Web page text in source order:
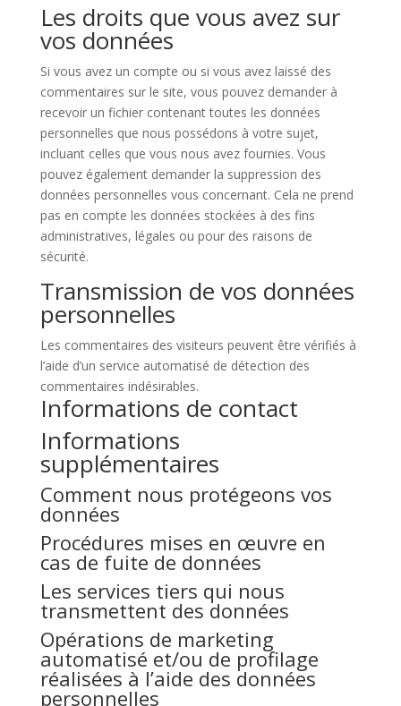
Les droits que vous avez sur
vos données
Si vous avez un compte ou si vous avez laissé des
commentaires sur le site, vous pouvez demander à
recevoir un fichier contenant toutes les données
personnelles que nous possédons à votre sujet,
incluant celles que vous nous avez fournies. Vous
pouvez également demander la suppression des
données personnelles vous concernant. Cela ne prend
pas en compte les données stockées à des fins
administratives, légales ou pour des raisons de
sécurité.
Transmission de vos données
personnelles
Les commentaires des visiteurs peuvent être vérifiés à
l’aide d’un service automatisé de détection des
commentaires indésirables.
Informations de contact
Informations
supplémentaires
Comment nous protégeons vos
données
Procédures mises en œuvre en
cas de fuite de données
Les services tiers qui nous
transmettent des données
Opérations de marketing
automatisé et/ou de profilage
réalisées à l’aide des données
personnelles